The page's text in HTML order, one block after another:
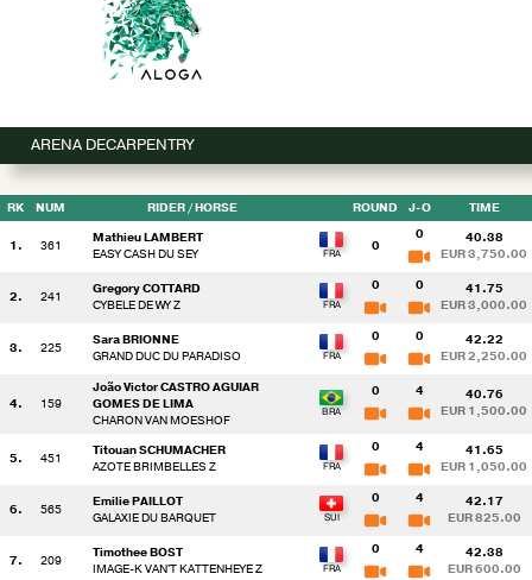
ARENA DECARPENTRY
RK NUM RIDER / HORSE ROUND J-O TIME
1. 361
Mathieu LAMBERT
EASY CASH DU SEY
0
0 40.38
EUR 3,750.00
2. 241
Gregory COTTARD
CYBELE DE WY Z
0 0 41.75
EUR 3,000.00
3. 225
Sara BRIONNE
GRAND DUC DU PARADISO
0 0 42.22
EUR 2,250.00
4. 159
João Victor CASTRO AGUIAR
GOMES DE LIMA
CHARON VAN MOESHOF
0 4 40.76
EUR 1,500.00
5. 451
Titouan SCHUMACHER
AZOTE BRIMBELLES Z
0 4 41.65
EUR 1,050.00
6. 565
Emilie PAILLOT
GALAXIE DU BARQUET
0 4 42.17
EUR 825.00
7. 209
Timothee BOST
IMAGE-K VAN'T KATTENHEYE Z
0 4 42.38
EUR 600.00